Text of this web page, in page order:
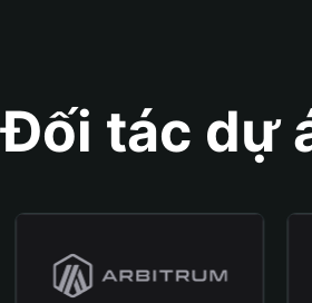
Đối tác dự